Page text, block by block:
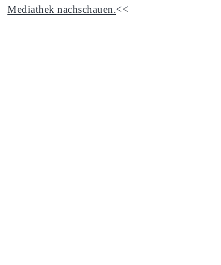
Mediathek nachschauen.<<